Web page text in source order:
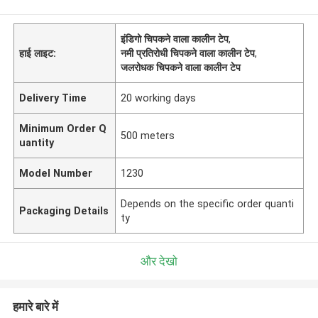
हाई लाइट:
इंडिगो चिपकने वाला कालीन टेप,
नमी प्रतिरोधी चिपकने वाला कालीन टेप,
जलरोधक चिपकने वाला कालीन टेप
Delivery Time 20 working days
Minimum Order Q
uantity
500 meters
Model Number 1230
Packaging Details
Depends on the specific order quanti
ty
और देखो
हमारे बारे में